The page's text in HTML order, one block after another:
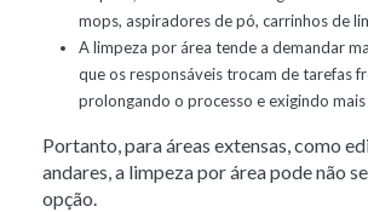
mops, aspiradores de pó, carrinhos de
A limpeza por área tende a demandar
que os responsáveis trocam de tarefas
prolongando o processo e exigindo
Portanto, para áreas extensas, como
andares, a limpeza por área pode não
opção.